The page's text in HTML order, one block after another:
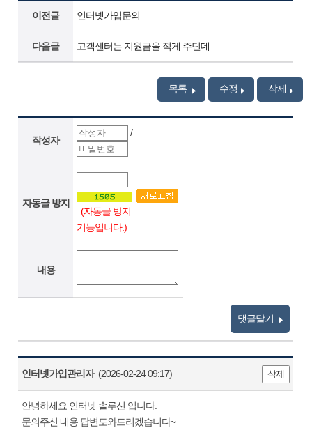
이전글 인터넷가입문의
다음글 고객센터는 지원금을 적게 주던데..
목록 수정 삭제
작성자
/
자동글 방지
(자동글 방지
기능입니다.)
내용
댓글달기
인터넷가입관리자(2026-02-24 09:17) 삭제
안녕하세요 인터넷 솔루션 입니다.
문의주신 내용 답변도와드리겠습니다~